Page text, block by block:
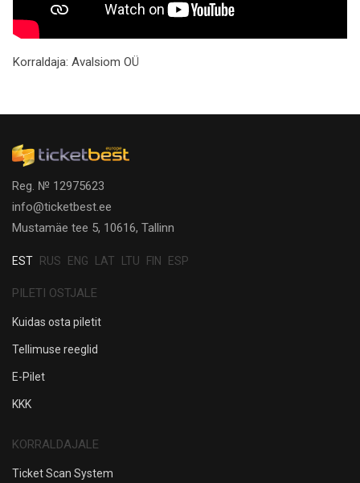
Korraldaja: Avalsiom OÜ
Reg. № 12975623
info@ticketbest.ee
Mustamäe tee 5, 10616, Tallinn
EST RUS ENG LAT LTU FIN ESP
PILETI OSTJALE
Kuidas osta piletit
Tellimuse reeglid
E-Pilet
KKK
KORRALDAJALE
Ticket Scan System